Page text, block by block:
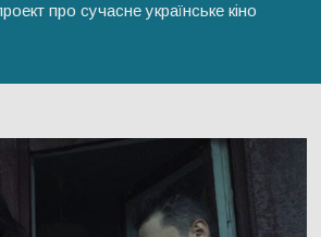
про сучасне українське кіно